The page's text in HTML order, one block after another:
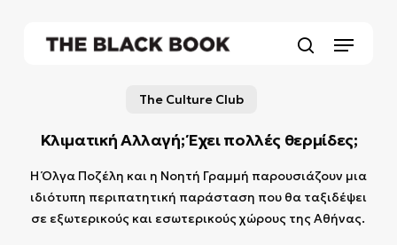
Menu
The Culture Club
Κλιματική Αλλαγή; Έχει πολλές θερμίδες;
Η Όλγα Ποζέλη και η Νοητή Γραμμή παρουσιάζουν μια
ιδιότυπη περιπατητική παράσταση που θα ταξιδέψει
σε εξωτερικούς και εσωτερικούς χώρους της Αθήνας.